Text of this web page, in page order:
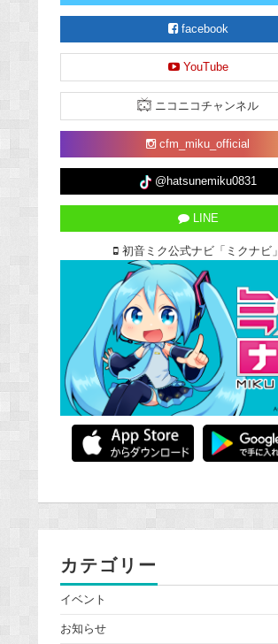
facebook
YouTube
ニコニコチャンネル
cfm_miku_official
@hatsunemiku0831
LINE
初音ミク公式ナビ「ミクナビ」
カテゴリー
イベント
お知らせ